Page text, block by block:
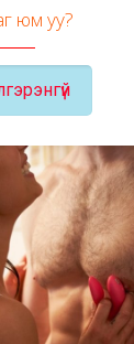
юм уу?